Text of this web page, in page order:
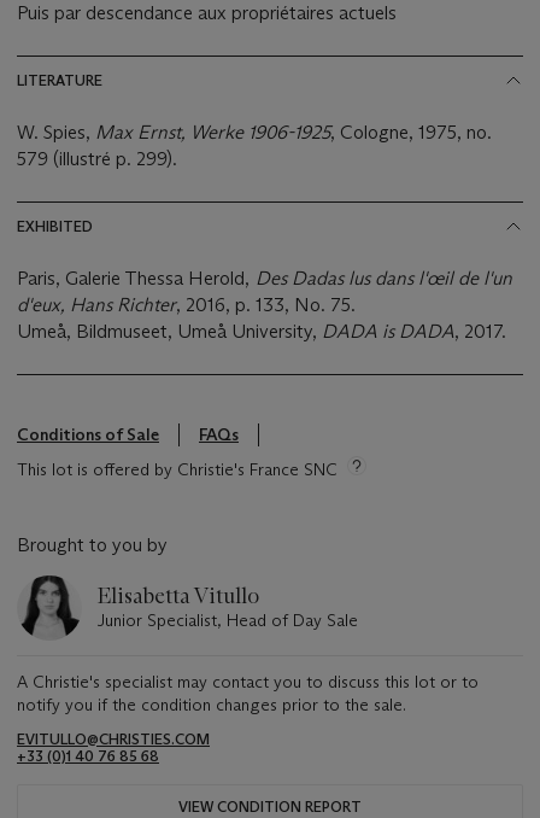
Puis par descendance aux propriétaires actuels
LITERATURE
W. Spies, Max Ernst, Werke 1906-1925, Cologne, 1975, no.
579 (illustré p. 299).
EXHIBITED
Paris, Galerie Thessa Herold, Des Dadas lus dans l'œil de l'un
d'eux, Hans Richter, 2016, p. 133, No. 75.
Umeå, Bildmuseet, Umeå University, DADA is DADA, 2017.
Conditions of Sale
FAQs
This lot is offered by Christie's France SNC
Brought to you by
Elisabetta Vitullo
Junior Specialist, Head of Day Sale
A Christie's specialist may contact you to discuss this lot or to
notify you if the condition changes prior to the sale.
EVITULLO@CHRISTIES.COM
+33 (0)1 40 76 85 68
VIEW CONDITION REPORT